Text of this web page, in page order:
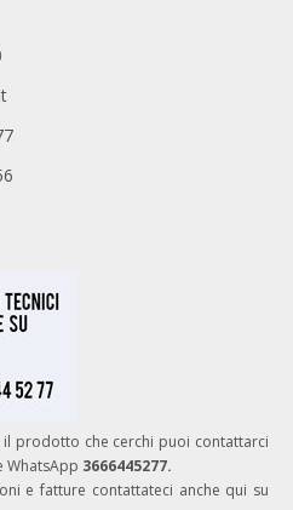
prodotto che cerchi puoi contattarci
WhatsApp 3666445277.
e fatture contattateci anche qui su